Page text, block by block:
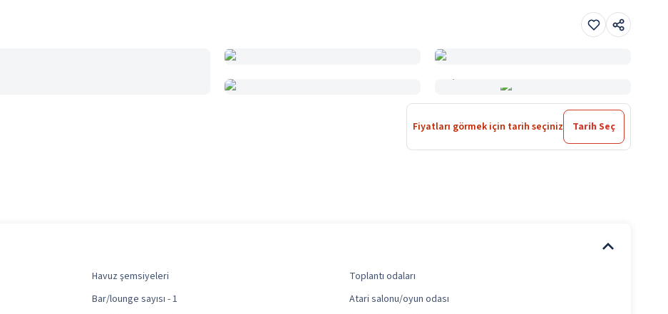
Fiyatları görmek için tarih seçiniz Tarih Seç
Havuz şemsiyeleri
Toplantı odaları
Bar/lounge sayısı - 1
Atari salonu/oyun odası